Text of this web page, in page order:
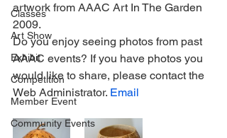
Classes
Art Show
Exhibit
Competition
Member Event
Community Events
artwork from AAAC Art In The Garden
2009.
Do you enjoy seeing photos from past
AAAC events? If you have photos you
would like to share, please contact the
Web Administrator. Email